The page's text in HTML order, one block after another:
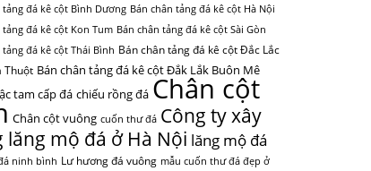
tảng đá kê cột Bình Dương Bán chân tảng đá kê cột Hà Nội
tảng đá kê cột Kon Tum Bán chân tảng đá kê cột Sài Gòn
tảng đá kê cột Thái Bình Bán chân tảng đá kê cột Đắc Lắc
Thuột Bán chân tảng đá kê cột Đắk Lắk Buôn Mê
tam cấp đá chiếu rồng đá Chân cột
Chân cột vuông cuốn thư đá Công ty xây
lăng mộ đá ở Hà Nội lăng mộ đá
ninh bình Lư hương đá vuông mẫu cuốn thư đá đẹp ở